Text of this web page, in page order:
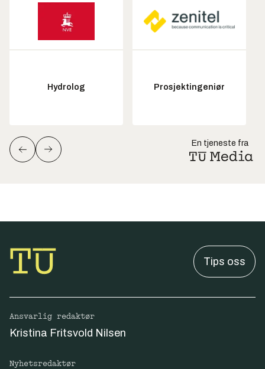
Hydrolog Prosjektingeniør
En tjeneste fra
Tips oss
Ansvarlig redaktør
Kristina Fritsvold Nilsen
Nyhetsredaktør